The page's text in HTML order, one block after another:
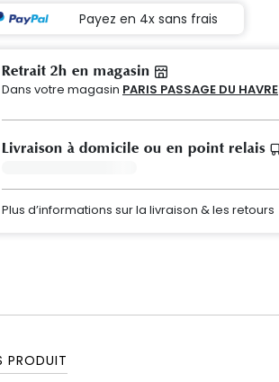
Payez en 4x sans frais
Retrait 2h en magasin
Dans votre magasin PARIS PASSAGE DU HAVRE
Livraison à domicile ou en point relais
Plus d’informations sur la livraison & les retours
PRODUIT